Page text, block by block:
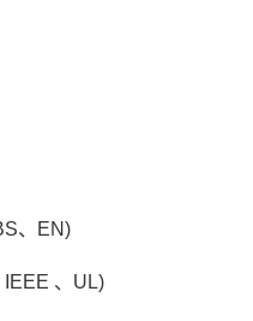
、EN)
、UL)